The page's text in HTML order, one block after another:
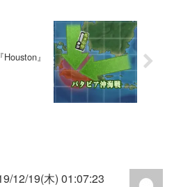
』
12/19(木) 01:07:23